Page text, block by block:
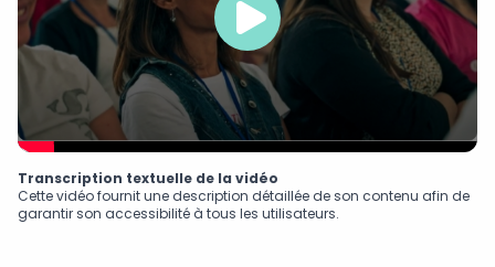
Transcription textuelle de la vidéo
Cette vidéo fournit une description détaillée de son contenu afin de
garantir son accessibilité à tous les utilisateurs.